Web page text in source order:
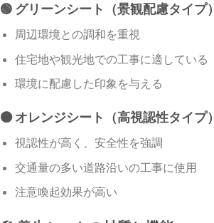
🟢 グリーンシート（景観配慮タイプ）
周辺環境との調和を重視
住宅地や観光地での工事に適している
環境に配慮した印象を与える
🟠 オレンジシート（高視認性タイプ）
視認性が高く、安全性を強調
交通量の多い道路沿いの工事に使用
注意喚起効果が高い